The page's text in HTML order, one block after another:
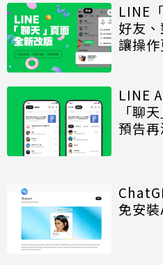
LINE
好友
讓操
LINE
「聊
預告
免安